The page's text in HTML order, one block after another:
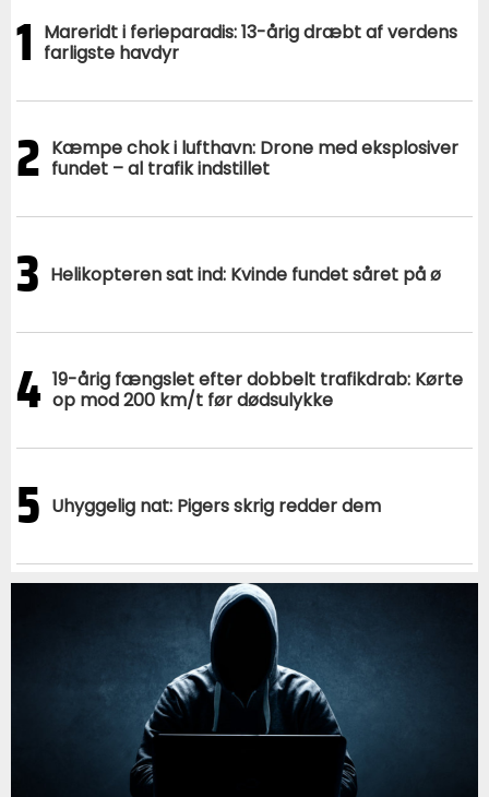
1 Mareridt i ferieparadis: 13-årig dræbt af verdens
farligste havdyr
2 Kæmpe chok i lufthavn: Drone med eksplosiver
fundet – al trafik indstillet
3 Helikopteren sat ind: Kvinde fundet såret på ø
4 19-årig fængslet efter dobbelt trafikdrab: Kørte
op mod 200 km/t før dødsulykke
5 Uhyggelig nat: Pigers skrig redder dem